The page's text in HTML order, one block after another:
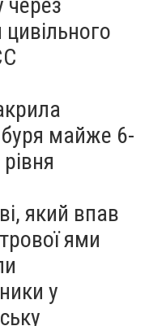
буря майже 6-
який впав
ями
у